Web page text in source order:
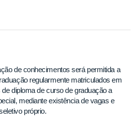
de conhecimentos será permitida a
regularmente matriculados em
diploma de curso de graduação a
mediante existência de vagas e
próprio.